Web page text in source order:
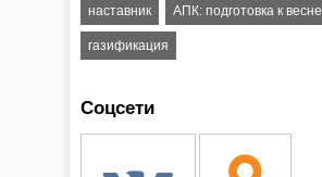
наставник АПК: подготовка к весне
газификация
Соцсети